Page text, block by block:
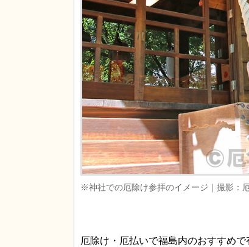
※神社での厄除け参拝のイメージ｜撮影：
厄除け・厄払いで福島内のおすすめ